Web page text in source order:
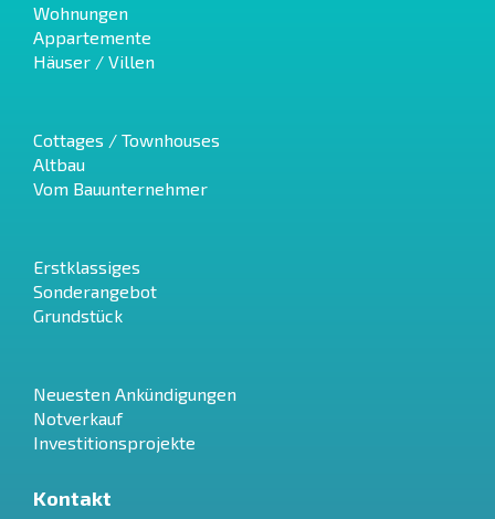
Wohnungen
Appartemente
Häuser / Villen
Cottages / Townhouses
Altbau
Vom Bauunternehmer
Erstklassiges
Sonderangebot
Grundstück
Neuesten Ankündigungen
Notverkauf
Investitionsprojekte
Kontakt